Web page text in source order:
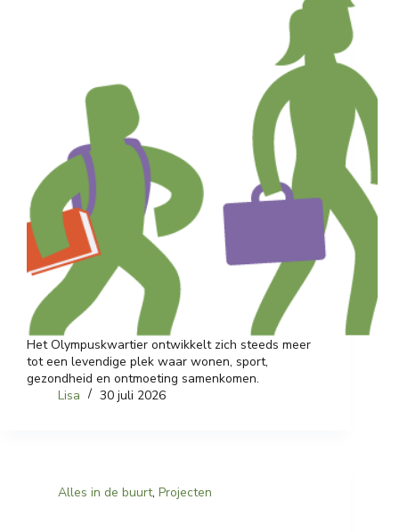
Het Olympuskwartier ontwikkelt zich steeds meer
tot een levendige plek waar wonen, sport,
gezondheid en ontmoeting samenkomen.
Lisa
30 juli 2026
Alles in de buurt, Projecten